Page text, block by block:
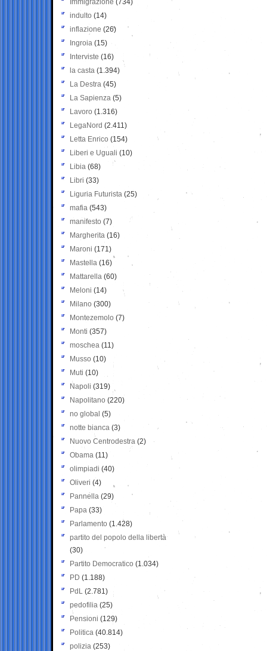
Immigrazione (734)
indulto (14)
inflazione (26)
Ingroia (15)
Interviste (16)
la casta (1.394)
La Destra (45)
La Sapienza (5)
Lavoro (1.316)
LegaNord (2.411)
Letta Enrico (154)
Liberi e Uguali (10)
Libia (68)
Libri (33)
Liguria Futurista (25)
mafia (543)
manifesto (7)
Margherita (16)
Maroni (171)
Mastella (16)
Mattarella (60)
Meloni (14)
Milano (300)
Montezemolo (7)
Monti (357)
moschea (11)
Musso (10)
Muti (10)
Napoli (319)
Napolitano (220)
no global (5)
notte bianca (3)
Nuovo Centrodestra (2)
Obama (11)
olimpiadi (40)
Oliveri (4)
Pannella (29)
Papa (33)
Parlamento (1.428)
partito del popolo della libertà
(30)
Partito Democratico (1.034)
PD (1.188)
PdL (2.781)
pedofilia (25)
Pensioni (129)
Politica (40.814)
polizia (253)